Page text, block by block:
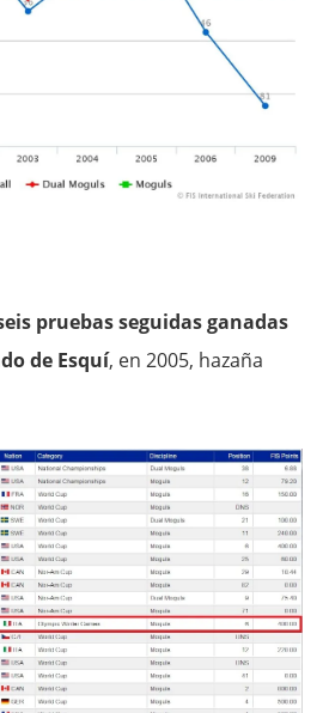
pruebas seguidas ganadas
de Esquí, en 2005, hazaña